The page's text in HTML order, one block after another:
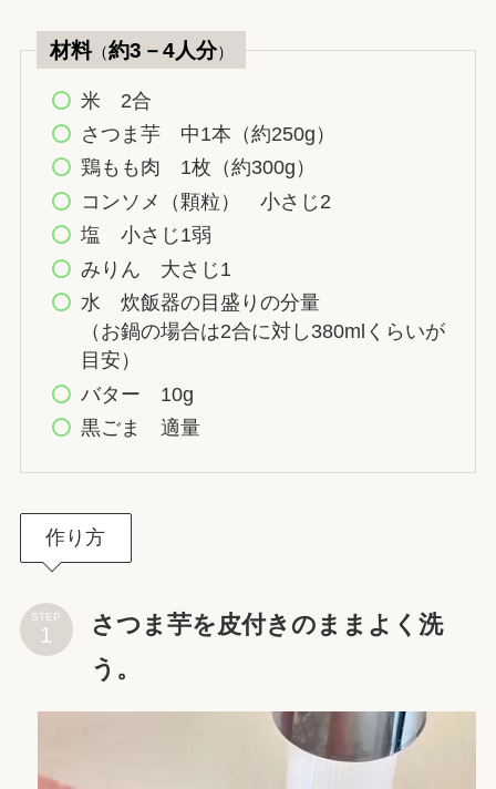
材料（約3－4人分）
米 2合
さつま芋 中1本（約250g）
鶏もも肉 1枚（約300g）
コンソメ（顆粒） 小さじ2
塩 小さじ1弱
みりん 大さじ1
水 炊飯器の目盛りの分量
（お鍋の場合は2合に対し380mlくらいが
目安）
バター 10g
黒ごま 適量
作り方
STEP
さつま芋を皮付きのままよく洗
う。